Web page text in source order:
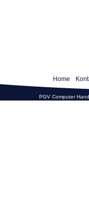
Home
PGV Computer